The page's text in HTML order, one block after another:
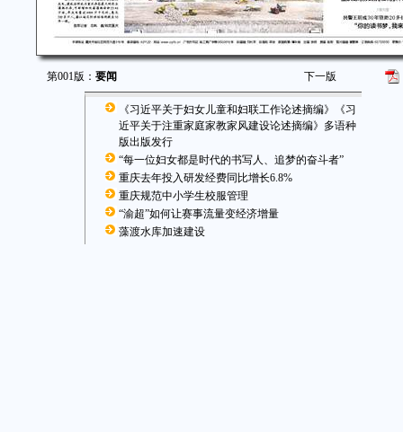
第001版： 要闻 下一版
《习近平关于妇女儿童和妇联工作论述摘编》《习
近平关于注重家庭家教家风建设论述摘编》多语种
版出版发行
“每一位妇女都是时代的书写人、追梦的奋斗者”
重庆去年投入研发经费同比增长6.8%
重庆规范中小学生校服管理
“渝超”如何让赛事流量变经济增量
藻渡水库加速建设